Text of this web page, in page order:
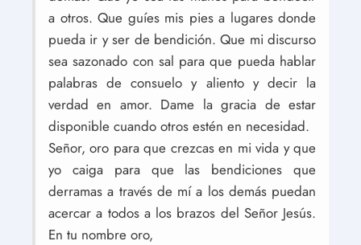
a otros. Que guíes mis pies a lugares donde
pueda ir y ser de bendición. Que mi discurso
sea sazonado con sal para que pueda hablar
palabras de consuelo y aliento y decir la
verdad en amor. Dame la gracia de estar
disponible cuando otros estén en necesidad.
Señor, oro para que crezcas en mi vida y que
yo caiga para que las bendiciones que
derramas a través de mí a los demás puedan
acercar a todos a los brazos del Señor Jesús.
En tu nombre oro,